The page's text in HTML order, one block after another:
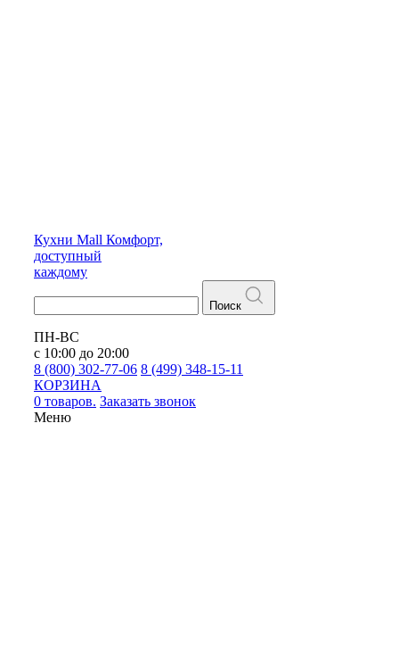
Кухни Mall Комфорт,
доступный
каждому
Поиск
ПН-ВС
с 10:00 до 20:00
8 (800) 302-77-06 8 (499) 348-15-11
КОРЗИНА
0 товаров. Заказать звонок
Меню